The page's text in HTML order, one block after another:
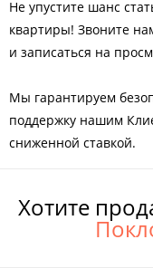
Не упустите шанс
квартиры! Звоните
и записаться на
Мы гарантируем
поддержку нашим
сниженной ставкой.
Хотите